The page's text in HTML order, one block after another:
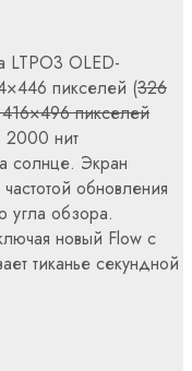
LTPO3 OLED-
пикселей (326
пикселей
2000 нит
солнце. Экран
обновления
угла обзора.
новый Flow с
тиканье секундной